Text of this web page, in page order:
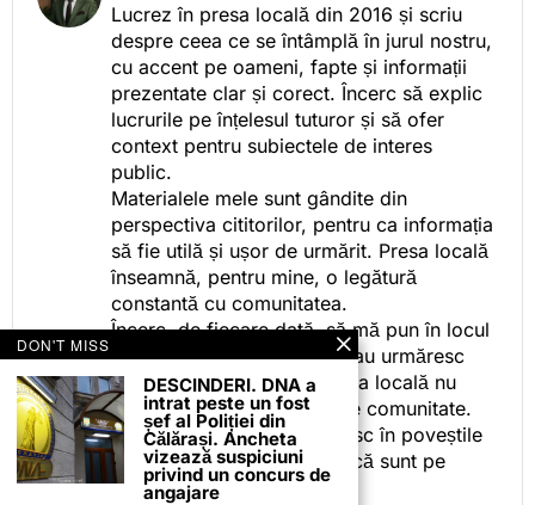
Lucrez în presa locală din 2016 și scriu
despre ceea ce se întâmplă în jurul nostru,
cu accent pe oameni, fapte și informații
prezentate clar și corect. Încerc să explic
lucrurile pe înțelesul tuturor și să ofer
context pentru subiectele de interes
public.
Materialele mele sunt gândite din
perspectiva cititorilor, pentru ca informația
să fie utilă și ușor de urmărit. Presa locală
înseamnă, pentru mine, o legătură
constantă cu comunitatea.
Încerc, de fiecare dată, să mă pun în locul
celor care citesc, privesc sau urmăresc
ceea ce fac. Pentru că presa locală nu
este despre mine, ci despre comunitate.
Iar dacă oamenii se regăsesc în poveștile
pe care le spun, înseamnă că sunt pe
drumul bun.
DON'T MISS
DESCINDERI. DNA a
intrat peste un fost
șef al Poliției din
Călărași. Ancheta
vizează suspiciuni
privind un concurs de
angajare